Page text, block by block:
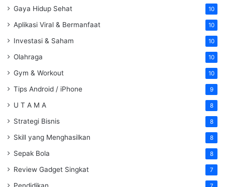
Gaya Hidup Sehat 10
Aplikasi Viral & Bermanfaat 10
Investasi & Saham 10
Olahraga 10
Gym & Workout 10
Tips Android / iPhone 9
U T A M A 8
Strategi Bisnis 8
Skill yang Menghasilkan 8
Sepak Bola 8
Review Gadget Singkat 7
Pendidikan